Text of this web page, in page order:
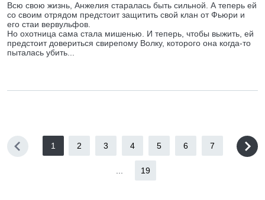
Всю свою жизнь, Анжелия старалась быть сильной. А теперь ей
со своим отрядом предстоит защитить свой клан от Фьюри и
его стаи вервульфов.
Но охотница сама стала мишенью. И теперь, чтобы выжить, ей
предстоит довериться свирепому Волку, которого она когда-то
пыталась убить...
1 2 3 4 5 6 7
19